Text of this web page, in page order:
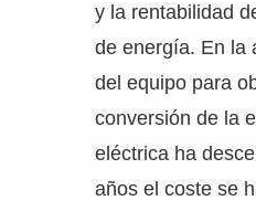
y la rentabilidad
de energía. En la
del equipo para
conversión de la
eléctrica ha
años el coste se